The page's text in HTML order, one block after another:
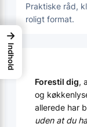
Praktiske råd,
roligt format.
Forestil dig,
og
allerede har
uden at du
→
Indhold